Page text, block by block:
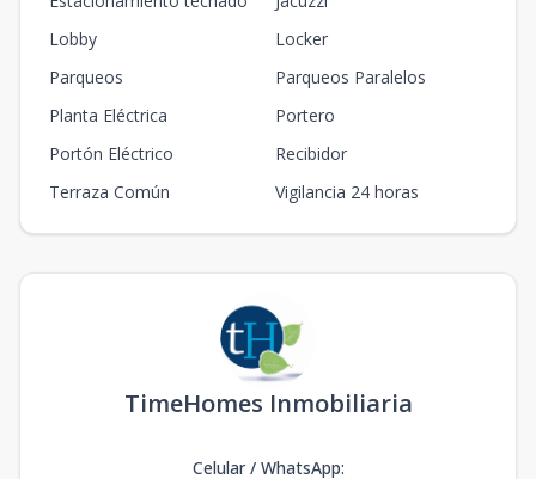
Lobby
Locker
Parqueos
Parqueos Paralelos
Planta Eléctrica
Portero
Portón Eléctrico
Recibidor
Terraza Común
Vigilancia 24 horas
TimeHomes Inmobiliaria
Celular / WhatsApp: